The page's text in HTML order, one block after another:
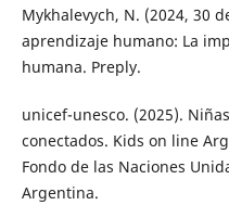
Mykhalevych, N. (2024, 30
aprendizaje humano: La
humana. Preply.
unicef-unesco. (2025).
conectados. Kids on line
Fondo de las Naciones
Argentina.